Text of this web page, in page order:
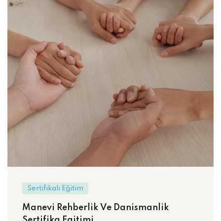
Sertifikalı Eğitim
Manevi Rehberlik Ve Danismanlik